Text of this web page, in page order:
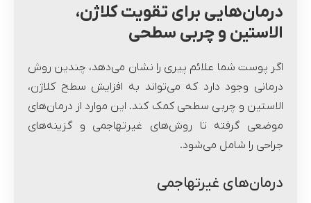
درمان‌هایی برای تقویت کلاژن،
الاستین و چربی سطحی
اگر پوست شما علائم پیری را نشان می‌دهد، چندین روش
درمانی وجود دارد که می‌تواند به افزایش سطح کلاژن،
الاستین و چربی سطحی کمک کند. این موارد از درما‌ن‌های
موضعی گرفته تا روش‌های غیرتهاجمی و گزینه‌های
جراحی را شامل می‌شود.
درمان‌های غیرتهاجمی